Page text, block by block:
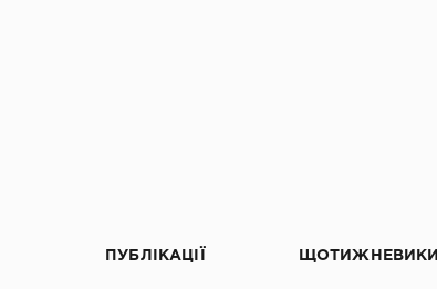
ПУБЛІКАЦІЇ ЩОТИЖНЕВИКИ